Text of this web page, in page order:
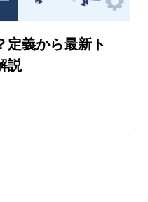
定義から最新ト
説